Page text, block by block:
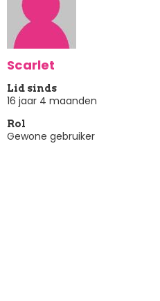
Scarlet
Lid sinds
16 jaar 4 maanden
Rol
Gewone gebruiker